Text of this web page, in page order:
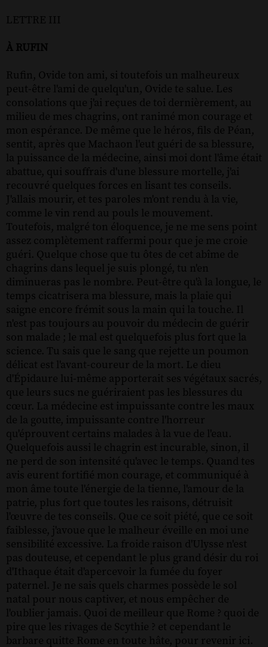
LETTRE III
À RUFIN
Rufin, Ovide ton ami, si toutefois un malheureux
peut-être l'ami de quelqu'un, Ovide te salue. Les
consolations que j'ai reçues de toi dernièrement, au
milieu de mes chagrins, ont ranimé mon courage et
mon espérance. De même que le héros, fils de Péan,
sentit, après que Machaon l'eut guéri de sa blessure,
la puissance de la médecine, ainsi moi dont l'âme était
abattue, qui souffrais d'une blessure mortelle, j'ai
recouvré quelques forces en lisant tes conseils.
J'allais mourir, et tes paroles m'ont rendu à la vie,
comme le vin rend au pouls le mouvement.
Toutefois, malgré ton éloquence, je ne me sens point
assez complètement raffermi pour que je me croie
guéri. Quelque chose que tu ôtes de cet abîme de
chagrins dans lequel je suis plongé, tu n'en
diminueras pas le nombre. Peut-être qu'à la longue, le
temps cicatrisera ma blessure, mais la plaie qui
saigne encore frémit sous la main qui la touche. Il
n'est pas toujours au pouvoir du médecin de guérir
son malade ; le mal est quelquefois plus fort que la
science. Tu sais que le sang que rejette un poumon
délicat est l'avant-coureur de la mort. Le dieu
d'Épidaure lui-même apporterait ses végétaux sacrés,
que leurs sucs ne guériraient pas les blessures du
cœur. La médecine est impuissante contre les maux
de la goutte, impuissante contre l'horreur
qu'éprouvent certains malades à la vue de l'eau.
Quelquefois aussi le chagrin est incurable, sinon, il
ne perd de son intensité qu'avec le temps. Quand tes
avis eurent fortifié mon courage, et communiqué à
mon âme toute l'énergie de la tienne, l'amour de la
patrie, plus fort que toutes les raisons, détruisit
l'œuvre de tes conseils. Que ce soit piété, que ce soit
faiblesse, j'avoue que le malheur éveille en moi une
sensibilité excessive. La froide raison d'Ulysse n'est
pas douteuse, et cependant le plus grand désir du roi
d'Ithaque était d'apercevoir la fumée du foyer
paternel. Je ne sais quels charmes possède le sol
natal pour nous captiver, et nous empêcher de
l'oublier jamais. Quoi de meilleur que Rome ? quoi de
pire que les rivages de Scythie ? et cependant le
barbare quitte Rome en toute hâte, pour revenir ici.